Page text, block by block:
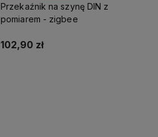
Przekaźnik na szynę DIN z
pomiarem - zigbee
102,90 zł